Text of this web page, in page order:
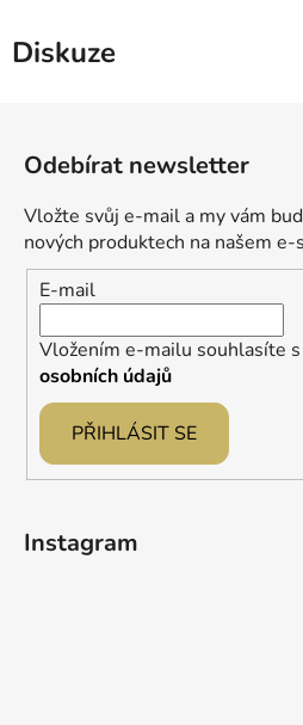
Diskuze
Odebírat newsletter
Vložte svůj e-mail a my vám
nových produktech na našem e-
E-mail
Vložením e-mailu souhlasíte s
osobních údajů
PŘIHLÁSIT SE
Instagram